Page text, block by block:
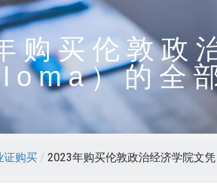
购买伦敦政
）的全
证购买 / 2023年购买伦敦政治经济学院文